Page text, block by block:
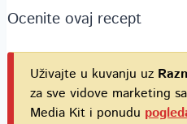
Ocenite ovaj recept
Uživajte u kuvanju uz
za sve vidove marketing
Media Kit i ponudu